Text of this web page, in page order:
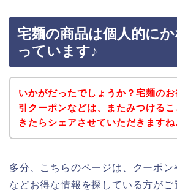
宅麺の商品は個人的に
っています♪
いかがだったでしょうか？宅麺のお
引クーポンなどは、またみつける
きたらシェアさせていただきますね
多分、こちらのページは、クーポン
などお得な情報を探している方がご